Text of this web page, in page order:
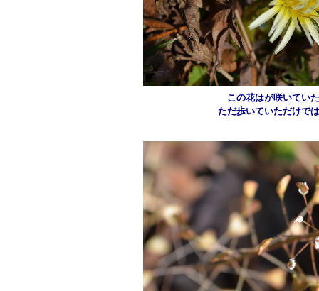
この花はが咲いてい
ただ歩いていただけで